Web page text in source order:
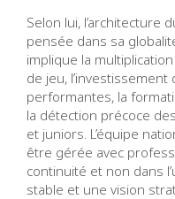
Selon lui, l’architecture
pensée dans sa
implique la
de jeu,
performantes, la
la détection précoce
et juniors. L’équipe
être gérée avec
continuité et non dans
stable et une vision